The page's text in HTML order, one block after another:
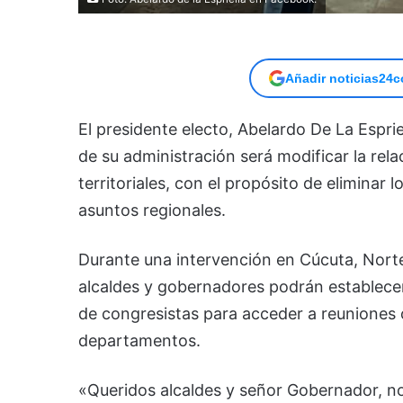
Añadir
El presidente electo, Abelardo De La
de su administración será modificar la
territoriales, con el propósito de eliminar
asuntos regionales.
Durante una intervención en Cúcuta,
alcaldes y gobernadores podrán
de congresistas para acceder a
departamentos.
«Queridos alcaldes y señor Gobernador,